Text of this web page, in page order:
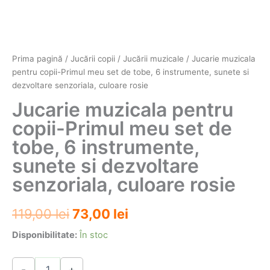
Prima pagină / Jucării copii / Jucării muzicale / Jucarie muzicala
pentru copii-Primul meu set de tobe, 6 instrumente, sunete si
dezvoltare senzoriala, culoare rosie
Jucarie muzicala pentru
copii-Primul meu set de
tobe, 6 instrumente,
sunete si dezvoltare
senzoriala, culoare rosie
119,00leiPrețul
inițial
a
73,00 lei
Disponibilitate: În stoc
Cantitate